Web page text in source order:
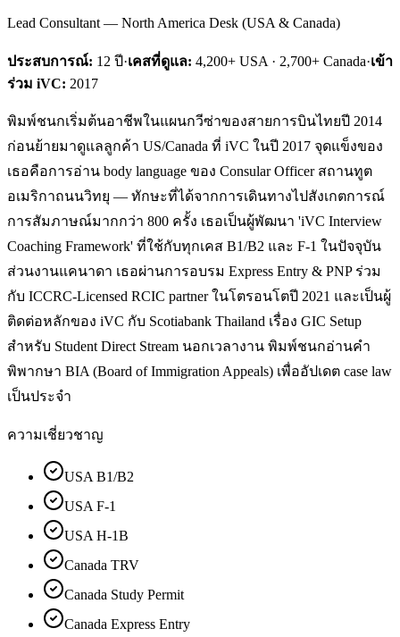
Lead Consultant — North America Desk (USA & Canada)
ประสบการณ์: 12 ปี·เคสที่ดูแล: 4,200+ USA · 2,700+ Canada·เข้า
ร่วม iVC: 2017
พิมพ์ชนกเริ่มต้นอาชีพในแผนกวีซ่าของสายการบินไทยปี 2014
ก่อนย้ายมาดูแลลูกค้า US/Canada ที่ iVC ในปี 2017 จุดแข็งของ
เธอคือการอ่าน body language ของ Consular Officer สถานทูต
อเมริกาถนนวิทยุ — ทักษะที่ได้จากการเดินทางไปสังเกตการณ์
การสัมภาษณ์มากกว่า 800 ครั้ง เธอเป็นผู้พัฒนา 'iVC Interview
Coaching Framework' ที่ใช้กับทุกเคส B1/B2 และ F-1 ในปัจจุบัน
ส่วนงานแคนาดา เธอผ่านการอบรม Express Entry & PNP ร่วม
กับ ICCRC-Licensed RCIC partner ในโตรอนโตปี 2021 และเป็นผู้
ติดต่อหลักของ iVC กับ Scotiabank Thailand เรื่อง GIC Setup
สำหรับ Student Direct Stream นอกเวลางาน พิมพ์ชนกอ่านคำ
พิพากษา BIA (Board of Immigration Appeals) เพื่ออัปเดต case law
เป็นประจำ
ความเชี่ยวชาญ
USA B1/B2
USA F-1
USA H-1B
Canada TRV
Canada Study Permit
Canada Express Entry